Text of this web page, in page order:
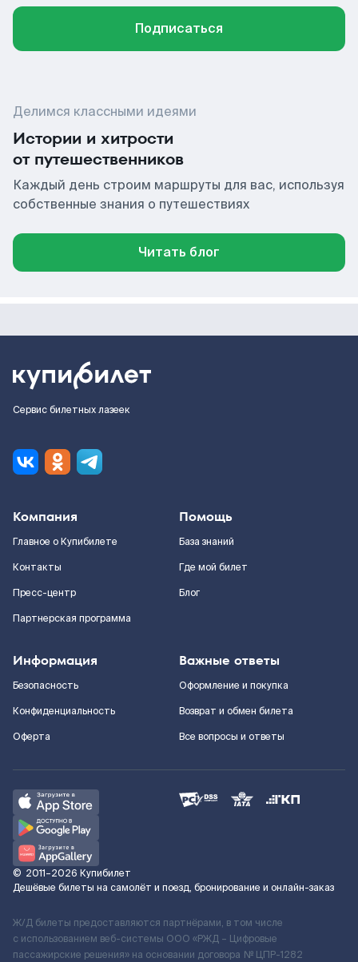
Подписаться
Делимся классными идеями
Истории и хитрости
от путешественников
Каждый день строим маршруты для вас, используя
собственные знания о путешествиях
Читать блог
Сервис билетных лазеек
Компания
Главное о Купибилете
Контакты
Пресс-центр
Партнерская программа
Помощь
База знаний
Где мой билет
Блог
Информация
Безопасность
Конфиденциальность
Оферта
Важные ответы
Оформление и покупка
Возврат и обмен билета
Все вопросы и ответы
© 2011–2026 Купибилет
Дешёвые билеты на самолёт и поезд, бронирование и онлайн-заказ
Ж/Д билеты предоставляются партнёрами, в том числе
с использованием веб-системы ООО «РЖД – Цифровые
пассажирские решения» на основании договора № ЦПР-1282